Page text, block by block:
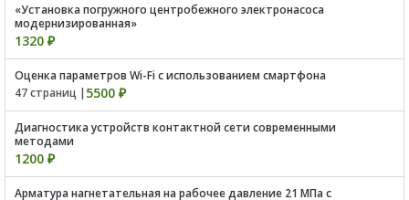
«Установка погружного центробежного электронасоса
модернизированная»
1320 ₽
Оценка параметров Wi-Fi с использованием смартфона
47 страниц | 5500 ₽
Диагностика устройств контактной сети современными
методами
1200 ₽
Арматура нагнетательная на рабочее давление 21 МПа с